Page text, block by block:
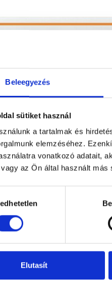
Beleegyezés
sütiket használ
a tartalmak és
elemzéséhez.
vonatkozó adatait,
az Ön által használt más
Elutasít